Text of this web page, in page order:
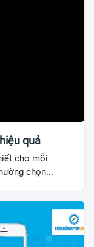
quả
cho mỗi
chọn...